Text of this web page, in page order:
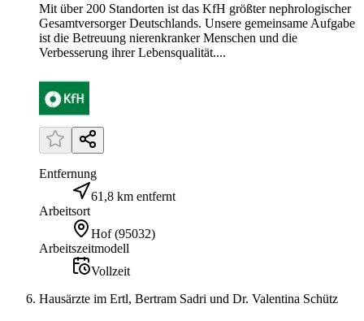
Mit über 200 Standorten ist das KfH größter nephrologischer
Gesamtversorger Deutschlands. Unsere gemeinsame Aufgabe
ist die Betreuung nierenkranker Menschen und die
Verbesserung ihrer Lebensqualität....
Entfernung
61,8 km entfernt
Arbeitsort
Hof (95032)
Arbeitszeitmodell
Vollzeit
Hausärzte im Ertl, Bertram Sadri und Dr. Valentina Schütz